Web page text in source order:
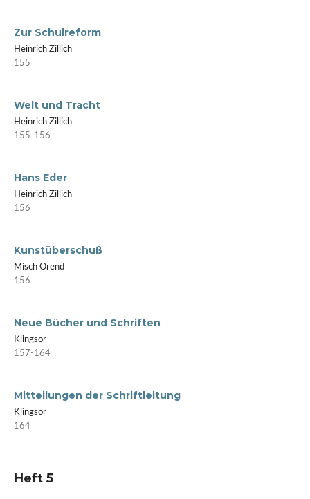
Zur Schulreform
Heinrich Zillich
155
Welt und Tracht
Heinrich Zillich
155-156
Hans Eder
Heinrich Zillich
156
Kunstüberschuß
Misch Orend
156
Neue Bücher und Schriften
Klingsor
157-164
Mitteilungen der Schriftleitung
Klingsor
164
Heft 5